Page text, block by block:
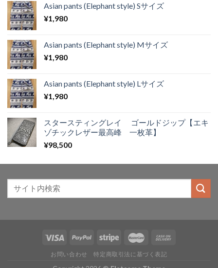
Asian pants (Elephant style) Sサイズ
¥1,980
Asian pants (Elephant style) Mサイズ
¥1,980
Asian pants (Elephant style) Lサイズ
¥1,980
スタースティングレイ ゴールドジップ【エキ
ゾチックレザー最高峰 一枚革】
¥98,500
お問い合わせ 特定商取引法に基づく表記